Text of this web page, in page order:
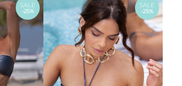
SALE
-25%
SALE
-25%